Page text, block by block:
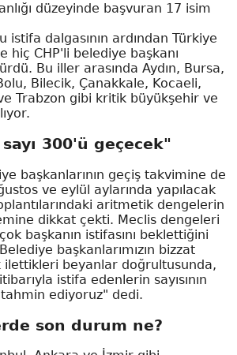
düzeyinde başvuran 17 isim
istifa dalgasının ardından Türkiye
hiç CHP'li belediye başkanı
Bu iller arasında Aydın, Bursa,
Bilecik, Çanakkale, Kocaeli,
Trabzon gibi kritik büyükşehir ve
300'ü geçecek"
başkanlarının geçiş takvimine de
ve eylül aylarında yapılacak
aritmetik dengelerin
dikkat çekti. Meclis dengeleri
başkanın istifasını beklettiğini
başkanlarımızın bizzat
ilettikleri beyanlar doğrultusunda,
istifa edenlerin sayısının
ediyoruz" dedi.
son durum ne?